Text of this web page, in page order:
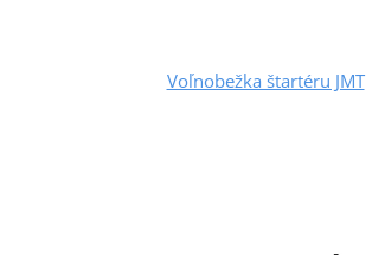
Voľnobežka štartéru JMT